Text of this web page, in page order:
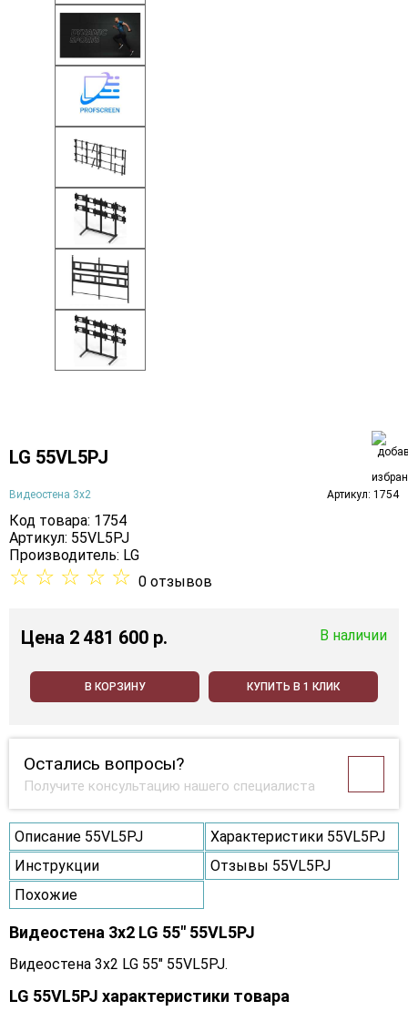
LG 55VL5PJ
Видеостена 3х2 Артикул: 1754
Код товара: 1754
Артикул: 55VL5PJ
Производитель: LG
☆ ☆ ☆ ☆ ☆ 0 отзывов
Цена 2 481 600 p. В наличии
В КОРЗИНУ КУПИТЬ В 1 КЛИК
Остались вопросы?
Получите консультацию нашего специалиста
Описание 55VL5PJ
Характеристики 55VL5PJ
Инструкции
Отзывы 55VL5PJ
Похожие
Видеостена 3x2 LG 55" 55VL5PJ
Видеостена 3x2 LG 55" 55VL5PJ.
LG 55VL5PJ характеристики товара